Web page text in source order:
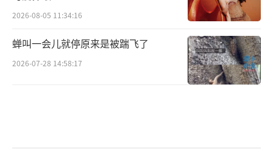
2026-08-05 11:34:16
蝉叫一会儿就停原来是被踹飞了
2026-07-28 14:58:17